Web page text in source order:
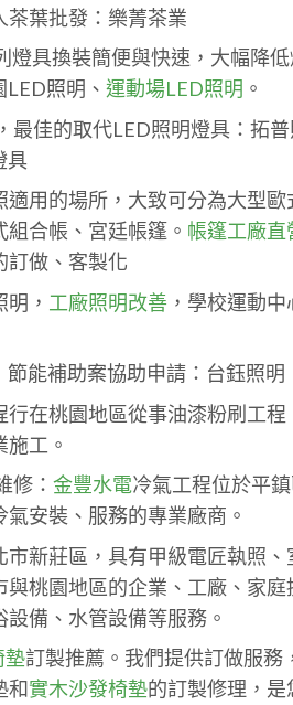
葉批發：樂菁茶業
燈具換裝簡便與快速，大幅降
LED照明、 運動場LED照明 。
最佳的取代LED照明燈具：拓
具
適用的場所，大致可分為大型
合帳、宮廷帳篷。 帳篷工廠直
訂做、客製化
， 工廠照明改善，學校運動中
節能補助案協助申請：台鈺照明
行在桃園地區從事油漆粉刷工
工。
修： 金豐水電冷氣工程位於平
安裝、服務的專業廠商。
市新莊區，具有甲級電匠執照
桃園地區的企業、工廠、家庭
備、水管設備等服務。
墊訂製推薦。我們提供訂做服務
和實木沙發椅墊的訂製修理，是